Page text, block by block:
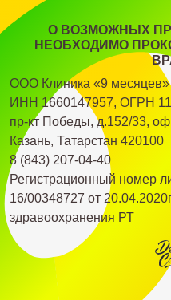
О ВОЗМОЖНЫХ
НЕОБХОДИМО
ООО Клиника «9 месяцев»
ИНН 1660147957, ОГРН
пр-кт Победы, д.152/33,
Казань, Татарстан 420100
8 (843) 207-04-40
Регистрационный номер
16/00348727 от
здравоохранения РТ